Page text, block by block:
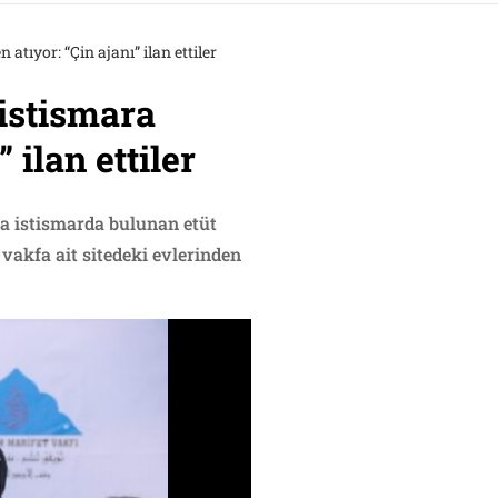
“Çin ajanı” ilan ettiler
ilan ettiler
istismarda bulunan etüt
vakfa ait sitedeki evlerinden